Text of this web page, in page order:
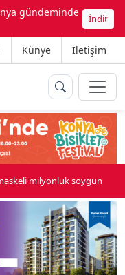
gündeminde
İndir
Künye İletişim
milyonluk soygun